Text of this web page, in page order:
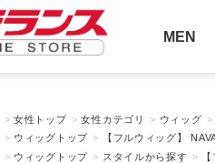
MEN
>女性トップ >女性カテゴリ > ウィッグ >
> ウィッグトップ >
【フルウィッグ】
> ウィッグトップ > スタイルから探す >